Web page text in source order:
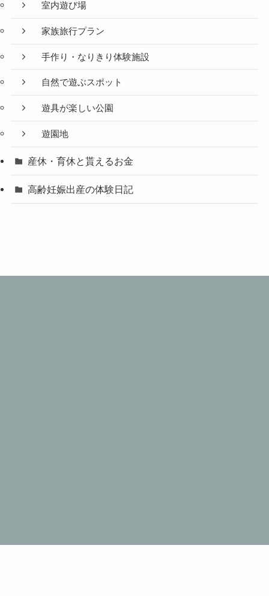
室内遊び場
家族旅行プラン
手作り・なりきり体験施設
自然で遊ぶスポット
遊具が楽しい公園
遊園地
産休・育休と貰えるお金
高齢妊娠出産の体験日記